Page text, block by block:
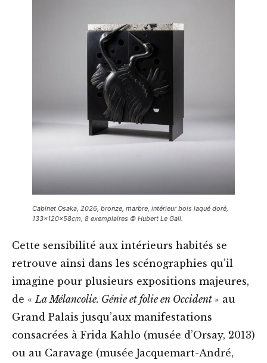
Cabinet Osaka, 2026, bronze, marbre, intérieur bois laqué doré,
133x120x58cm, 8 exemplaires © Hubert Le Gall.
Cette sensibilité aux intérieurs habités se
retrouve ainsi dans les scénographies qu’il
imagine pour plusieurs expositions majeures,
de «La Mélancolie. Génie et folie en Occident » au
Grand Palais jusqu’aux manifestations
consacrées à Frida Kahlo (musée d’Orsay, 2013)
ou au Caravage (musée Jacquemart-André,